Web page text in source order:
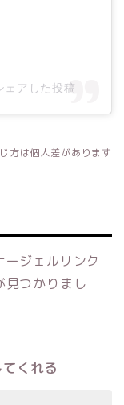
アした投稿
方は個人差があります
ジェルリンク
見つかりまし
くれる